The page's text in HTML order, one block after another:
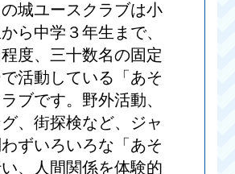
城ユースクラブは小
ら中学３年生まで、
度、三十数名の固定
活動している「あそ
ブです。野外活動、
、街探検など、ジャ
ずいろいろな「あそ
、人間関係を体験的